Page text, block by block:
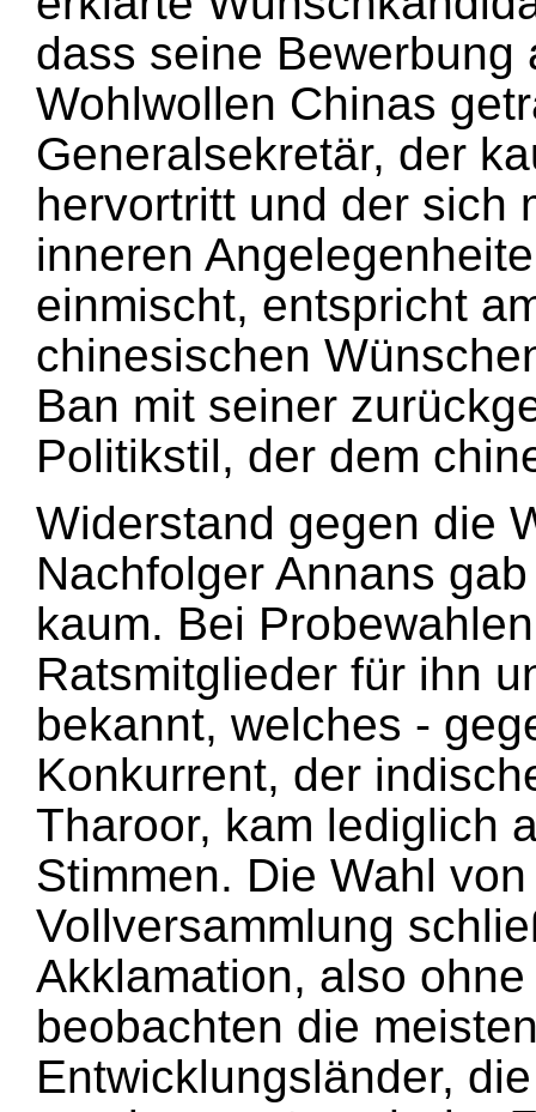
dass seine Bewerbung
Wohlwollen Chinas
Generalsekretär, der
hervortritt und der sich
inneren
einmischt, entspricht
chinesischen
Ban mit seiner
Politikstil, der dem
Widerstand gegen die
Nachfolger Annans
kaum. Bei
Ratsmitglieder für ihn
bekannt, welches -
Konkurrent, der
Tharoor, kam lediglich
Stimmen. Die Wahl
Vollversammlung
Akklamation, also
beobachten die
Entwicklungsländer,